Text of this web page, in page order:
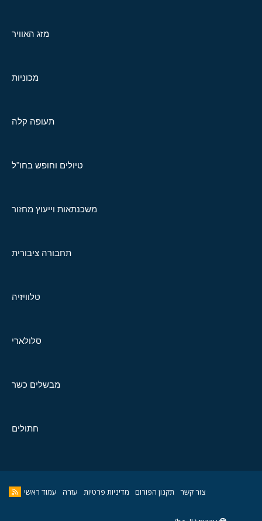
מזג האוויר
מכוניות
תעופה קלה
טיולים וחופש בחו"ל
משכנתאות וייעוץ מחזור
תחבורה ציבורית
טלוויזיה
סלולארי
מבשלים כשר
חתולים
צור קשר תקנון הפורום מדיניות פרטיות עזרה עמוד ראשי